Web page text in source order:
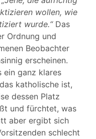
wollen, wie
wurde.“Das
Ordnung und
Beobachter
erscheinen.
ein ganz klares
katholische ist,
dessen Platz
und fürchtet, was
aber ergibt sich
schlecht